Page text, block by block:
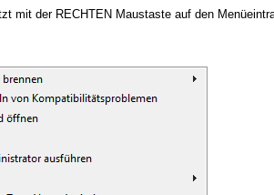
mit der RECHTEN Maustaste auf den